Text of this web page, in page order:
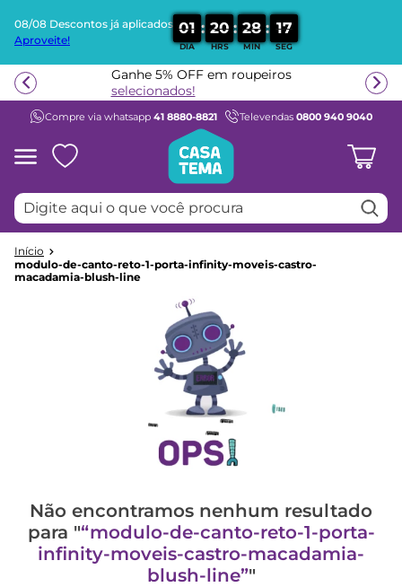
08/08 Descontos já aplicados
Aproveite!
01
DIA
: 20
HRS
: 28
MIN
: 16
SEG
Ganhe 5% OFF em roupeiros
selecionados!
Compre via whatsapp 41 8880-8821 Televendas 0800 940 9040
Digite aqui o que você procura
modulo-de-canto-reto-1-porta-infinity-moveis-castro-
macadamia-blush-line
Não encontramos nenhum resultado
para " modulo-de-canto-reto-1-porta-
infinity-moveis-castro-macadamia-
blush-line "
1º
guarda roupa
3º
aria
º
escrivaninha
6º
treliche
7º
berço